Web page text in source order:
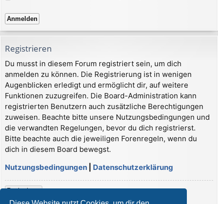
Registrieren
Du musst in diesem Forum registriert sein, um dich
anmelden zu können. Die Registrierung ist in wenigen
Augenblicken erledigt und ermöglicht dir, auf weitere
Funktionen zuzugreifen. Die Board-Administration kann
registrierten Benutzern auch zusätzliche Berechtigungen
zuweisen. Beachte bitte unsere Nutzungsbedingungen und
die verwandten Regelungen, bevor du dich registrierst.
Bitte beachte auch die jeweiligen Forenregeln, wenn du
dich in diesem Board bewegst.
Nutzungsbedingungen
Datenschutzerklärung
Registrieren